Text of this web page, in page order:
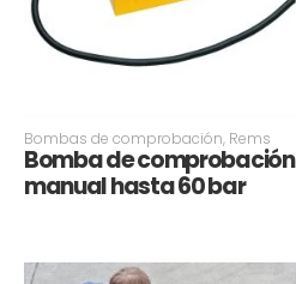
Bombas de comprobación, Rems
Bomba de comprobación
manual hasta 60 bar